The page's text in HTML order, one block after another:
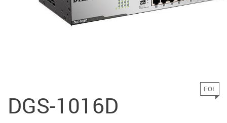
DGS-1016D
EOL